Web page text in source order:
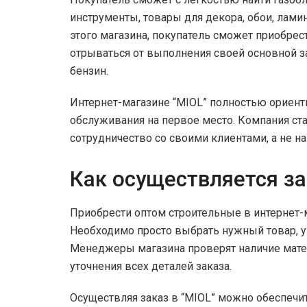
инструменты, товары для декора, обои,
этого магазина, покупатель сможет
отрываться от выполнения своей основной
бензин.
Интернет-магазине “MIOL” полностью
обслуживания на первое место. Компания
сотрудничество со своими клиентами, а не
Как осуществляется
Приобрести оптом строительные в
Необходимо просто выбрать нужный товар,
Менеджеры магазина проверят наличие
уточнения всех деталей заказа.
Осуществляя заказ в “MIOL” можно